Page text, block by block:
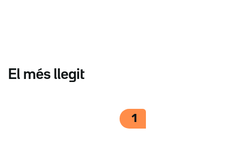
El més llegit
1